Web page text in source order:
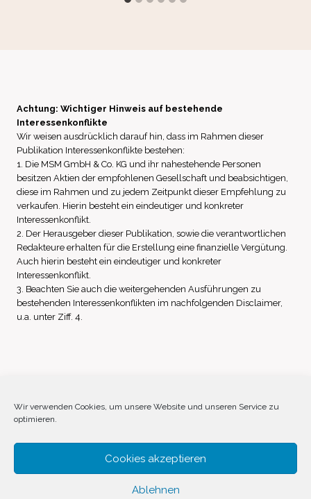
Wir verwenden Cookies, um unsere Website und unseren Service zu
optimieren.
Cookies akzeptieren
Ablehnen
Achtung: Wichtiger Hinweis auf bestehende
Interessenkonflikte
Wir weisen ausdrücklich darauf hin, dass im Rahmen dieser
Publikation Interessenkonflikte bestehen:
1. Die MSM GmbH & Co. KG und ihr nahestehende Personen
besitzen Aktien der empfohlenen Gesellschaft und beabsichtigen,
diese im Rahmen und zu jedem Zeitpunkt dieser Empfehlung zu
verkaufen. Hierin besteht ein eindeutiger und konkreter
Interessenkonflikt.
2. Der Herausgeber dieser Publikation, sowie die verantwortlichen
Redakteure erhalten für die Erstellung eine finanzielle Vergütung.
Auch hierin besteht ein eindeutiger und konkreter
Interessenkonflikt.
3. Beachten Sie auch die weitergehenden Ausführungen zu
bestehenden Interessenkonflikten im nachfolgenden Disclaimer,
u.a. unter Ziff. 4.
Impressum Datenschutz
Disclaimer